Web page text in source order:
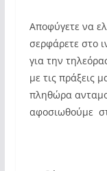
Αποφύγετε να
σερφάρετε στο
για την
με τις πράξεις
πληθώρα
αφοσιωθούμε